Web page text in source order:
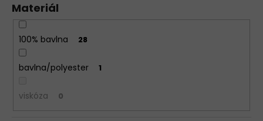
Materiál
100% bavlna 28
bavlna/polyester 1
viskóza 0